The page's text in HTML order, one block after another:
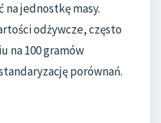
na jednostkę masy.
odżywcze, często
na 100 gramów
porównań.